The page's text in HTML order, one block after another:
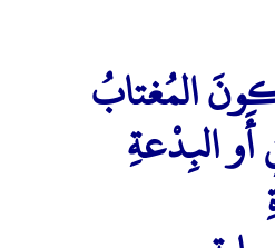
المُغتابُ
البِدْعةِ